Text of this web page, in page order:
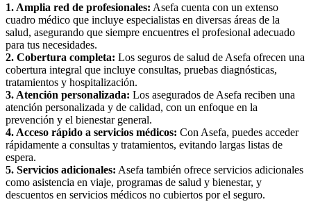
1. Amplia red de profesionales: Asefa cuenta con un extenso
cuadro médico que incluye especialistas en diversas áreas de la
salud, asegurando que siempre encuentres el profesional adecuado
para tus necesidades.
2. Cobertura completa: Los seguros de salud de Asefa ofrecen una
cobertura integral que incluye consultas, pruebas diagnósticas,
tratamientos y hospitalización.
3. Atención personalizada: Los asegurados de Asefa reciben una
atención personalizada y de calidad, con un enfoque en la
prevención y el bienestar general.
4. Acceso rápido a servicios médicos: Con Asefa, puedes acceder
rápidamente a consultas y tratamientos, evitando largas listas de
espera.
5. Servicios adicionales: Asefa también ofrece servicios adicionales
como asistencia en viaje, programas de salud y bienestar, y
descuentos en servicios médicos no cubiertos por el seguro.